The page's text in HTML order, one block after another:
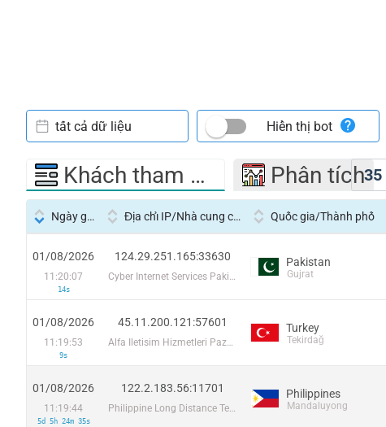
35
tất cả dữ liệu Hiển thị bot
Khách tham quan Phân tích
Ngày giờ Địa chỉ IP/Nhà cung cấp dịch vụ Quốc gia/Thành phố
01/08/2026
11:20:07
14s
124.29.251.165:33630
Cyber Internet Services Pakistan
Pakistan
Gujrat
01/08/2026
11:19:53
9s
45.11.200.121:57601
Alfa Iletisim Hizmetleri Pazarlama Ticaret A.S.
Turkey
Tekirdağ
01/08/2026
11:19:44
5d 5h 24m 35s
122.2.183.56:11701
Philippine Long Distance Telephone Co.
Philippines
Mandaluyong